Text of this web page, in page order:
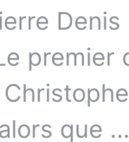
premier
que …